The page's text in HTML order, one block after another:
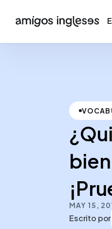
MAY 15,
Escrito por